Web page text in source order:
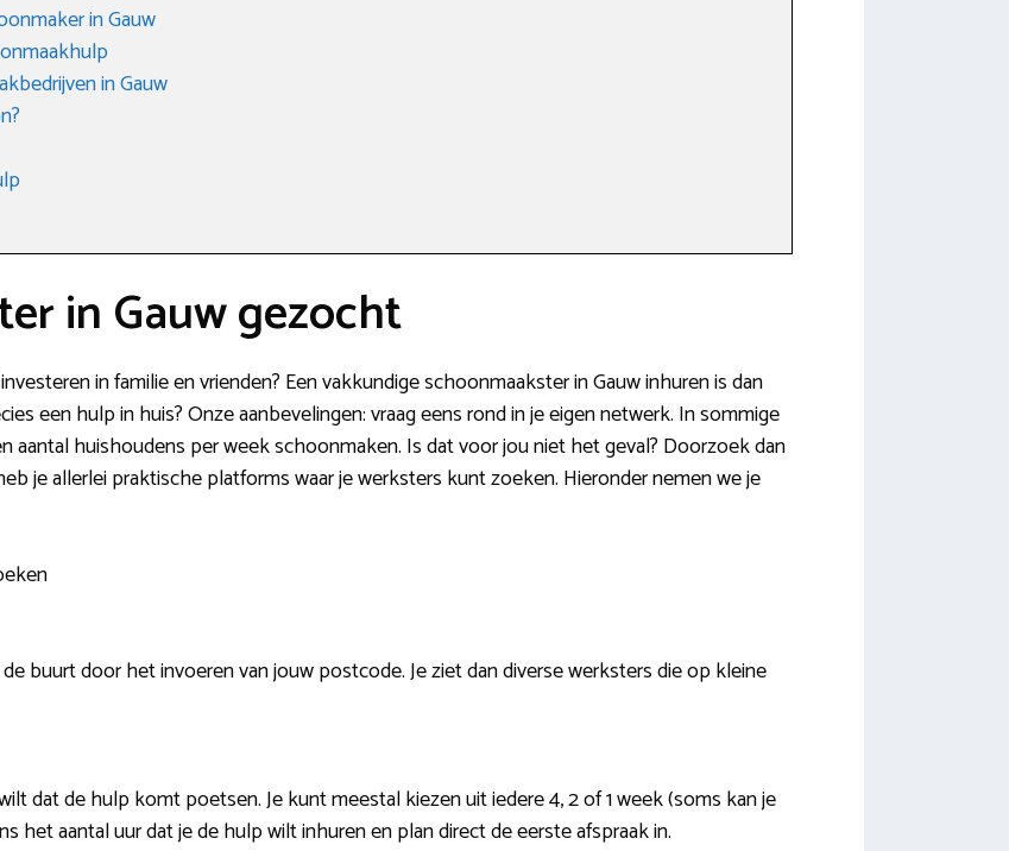
in Gauw
in Gauw
in Gauw gezocht
in familie en vrienden? Een vakkundige schoonmaakster in Gauw inhuren is dan
een hulp in huis? Onze aanbevelingen: vraag eens rond in je eigen netwerk. In sommige
aantal huishoudens per week schoonmaken. Is dat voor jou niet het geval? Doorzoek dan
je allerlei praktische platforms waar je werksters kunt zoeken. Hieronder nemen we je
buurt door het invoeren van jouw postcode. Je ziet dan diverse werksters die op kleine
dat de hulp komt poetsen. Je kunt meestal kiezen uit iedere 4, 2 of 1 week (soms kan je
het aantal uur dat je de hulp wilt inhuren en plan direct de eerste afspraak in.